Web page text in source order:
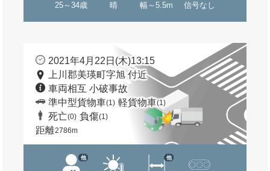
25～34歳 晴 幅～5.5m 信号なし
2021年4月22日(木)13:15
上川郡美瑛町字旭 付近
車両相互 小破事故
準中型貨物車(1) 軽貨物車(1)
死亡(0) 負傷(1)
距離2786m
他 他